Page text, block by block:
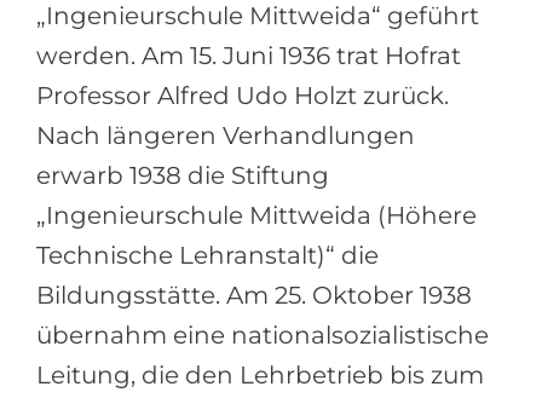
„Ingenieurschule Mittweida“ geführt
werden. Am 15. Juni 1936 trat Hofrat
Professor Alfred Udo Holzt zurück.
Nach längeren Verhandlungen
erwarb 1938 die Stiftung
„Ingenieurschule Mittweida (Höhere
Technische Lehranstalt)“ die
Bildungsstätte. Am 25. Oktober 1938
übernahm eine nationalsozialistische
Leitung, die den Lehrbetrieb bis zum